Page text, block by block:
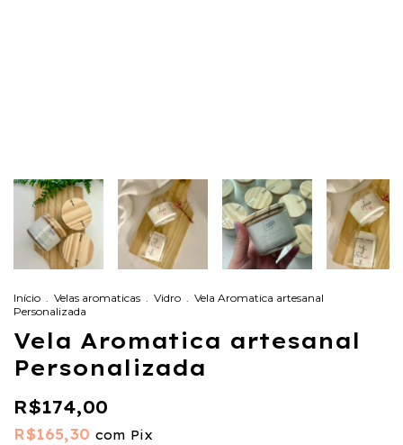
Início . Velas aromaticas . Vidro . Vela Aromatica artesanal
Personalizada
Vela Aromatica artesanal
Personalizada
R$174,00
R$165,30 com Pix